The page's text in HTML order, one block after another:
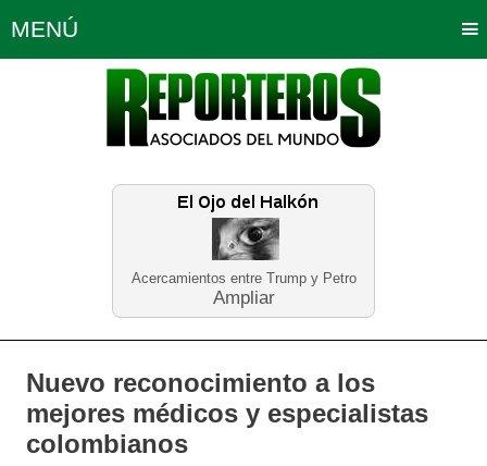
Acercamientos entre Trump y Petro
Ampliar
MENÚ
Política Opinión Bogotá
Planeta Tierra Deportes
Educación Neira
Nuevo reconocimiento a los
mejores médicos y especialistas
colombianos